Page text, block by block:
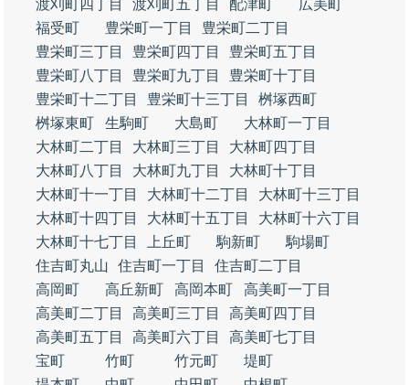
渡刈町四丁目
渡刈町五丁目 配津町
広美町
福受町
豊栄町一丁目
豊栄町二丁目
豊栄町三丁目
豊栄町四丁目
豊栄町五丁目
豊栄町八丁目
豊栄町九丁目
豊栄町十丁目
豊栄町十二丁目
豊栄町十三丁目
桝塚西町
桝塚東町
生駒町 大島町
大林町一丁目
大林町二丁目
大林町三丁目
大林町四丁目
大林町八丁目
大林町九丁目
大林町十丁目
大林町十一丁目
大林町十二丁目
大林町十三丁目
大林町十四丁目
大林町十五丁目
大林町十六丁目
大林町十七丁目
上丘町 駒新町
駒場町
住吉町丸山
住吉町一丁目
住吉町二丁目
高岡町
高丘新町 高岡本町
高美町一丁目
高美町二丁目
高美町三丁目
高美町四丁目
高美町五丁目
高美町六丁目
高美町七丁目
宝町
竹町 竹元町
堤町